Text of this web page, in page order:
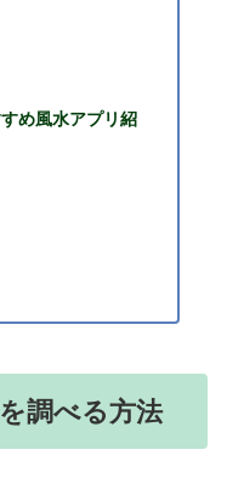
め風水アプリ紹
調べる方法